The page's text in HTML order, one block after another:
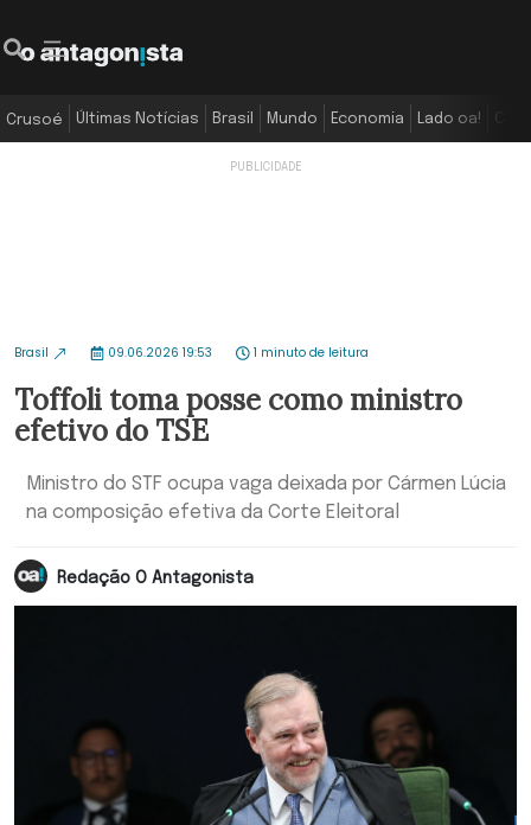
Crusoé Últimas Notícias Brasil Mundo Economia Lado oa!
Brasil 09.06.2026 19:53 1 minuto de leitura
Toffoli toma posse como ministro
efetivo do TSE
Ministro do STF ocupa vaga deixada por Cármen Lúcia
na composição efetiva da Corte Eleitoral
Redação O Antagonista